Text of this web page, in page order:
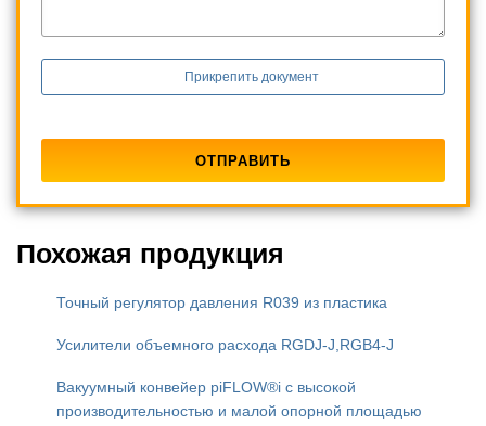
Прикрепить документ
Похожая продукция
Точный регулятор давления R039 из пластика
Усилители объемного расхода RGDJ-J,RGB4-J
Вакуумный конвейер piFLOW®i с высокой
производительностью и малой опорной площадью